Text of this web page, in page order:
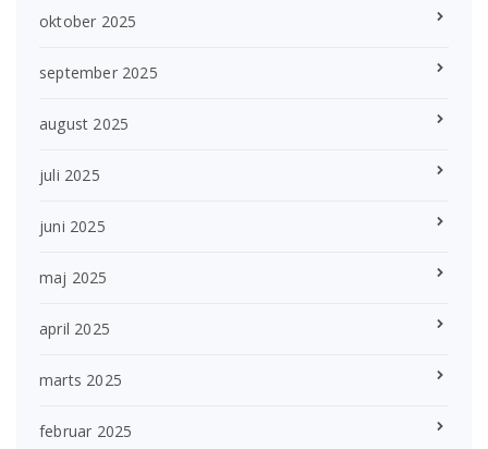
oktober 2025
september 2025
august 2025
juli 2025
juni 2025
maj 2025
april 2025
marts 2025
februar 2025